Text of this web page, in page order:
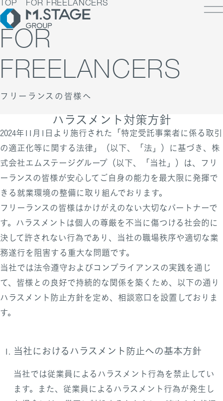
TOP
材
継M&A
TOP / グループ代表挨拶・会社概
プ企業一覧・事業拠点
見るエムステージグループ
ナビリティ
TOP
ッセージ
度
種一覧
境
シーポリシー
ュリティに関する方針
リシー
TOP FOR FREELANCERS
FOR
FREELANCERS
フリーランスの皆様へ
ハラスメント対策方針
2024年11月1日より施行された「特定受託事業者に係る取引
の適正化等に関する法律」（以下、「法」）に基づき、株
式会社エムステージグループ（以下、「当社」）は、フリ
ーランスの皆様が安心してご自身の能力を最大限に発揮で
きる就業環境の整備に取り組んでおります。
フリーランスの皆様はかけがえのない大切なパートナーで
す。ハラスメントは個人の尊厳を不当に傷つける社会的に
決して許されない行為であり、当社の職場秩序や適切な業
務遂行を阻害する重大な問題です。
当社では法令遵守およびコンプライアンスの実践を通じ
て、皆様との良好で持続的な関係を築くため、以下の通り
ハラスメント防止方針を定め、相談窓口を設置しておりま
す。
当社におけるハラスメント防止への基本方針
当社では従業員によるハラスメント行為を禁止してい
ます。また、従業員によるハラスメント行為が発生し